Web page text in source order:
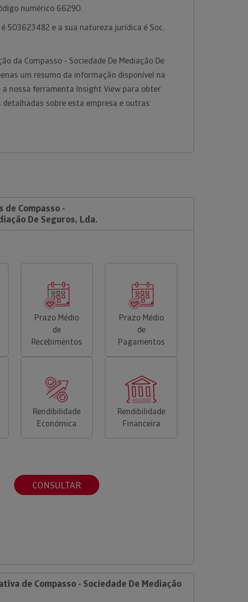
numérico 66290.
é 503623482 e a sua natureza jurídica é Soc.
da Compasso - Sociedade De Mediação De
um resumo da informação disponível na
nossa ferramenta Insight View para obter
sobre esta empresa e outras
de Compasso -
De Seguros, Lda.
Prazo Médio
de
Recebimentos
Prazo Médio
de
Pagamentos
Rendibilidade
Económica
Rendibilidade
Financeira
CONSULTAR
de Compasso - Sociedade De Mediação